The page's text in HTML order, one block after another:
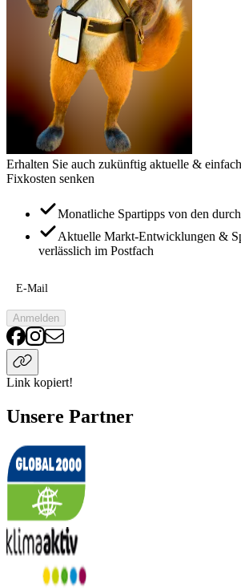
Erhalten Sie auch zukünftig aktuelle &
Fixkosten senken
Monatliche Spartipps von den
Aktuelle Markt-Entwicklungen &
verlässlich im Postfach
E-Mail
Anmelden
Link kopiert!
Unsere Partner